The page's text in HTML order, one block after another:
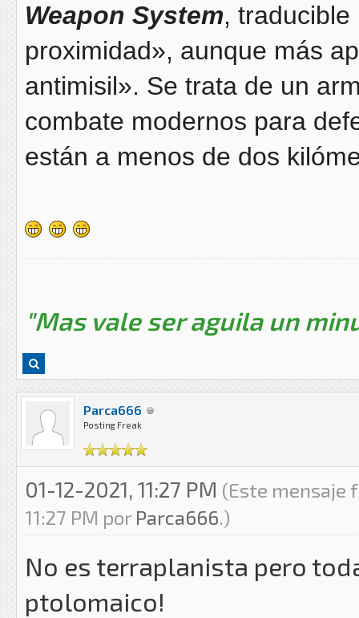
Weapon System,
proximidad», aunque más
antimisil». Se trata de un
combate modernos para
están a menos de dos
"Mas vale ser aguila un
Parca666
Posting Freak
01-12-2021, 11:27 PM (Este mensaje
11:27 PM por Parca666.)
No es terraplanista pero
ptolomaico!